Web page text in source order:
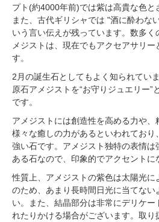
プト(約4000年前)では紫は高貴な色と
また、古代ギリシャでは "酒に酔わな
いう言い伝えが残っています。数多
メジストは、現在でもアクセアサリ
す。
2月の誕生石としてもよく知られてい
原石アメジストを“お守りジュエリー”
です。
アメジストには創造性を高める力や
様々な癒しの力があるといわれており
強い石です。アメジスト独特の表情
ある石なので、印象的でアクセントに
性質上、アメジストの紫色は太陽光に
のため、あまり長時間日光に当てない
い。また、結晶部分は非常にデリケー
れたりかける場合がございます。取